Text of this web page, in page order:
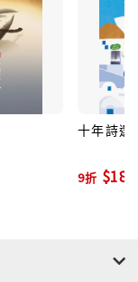
十年詩選
9折 $180